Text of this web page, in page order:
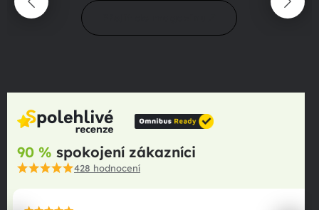
90 % spokojení zákazníci
428 hodnocení